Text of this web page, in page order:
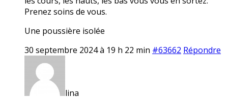
Prenez soins de vous.
Une poussière isolée
30 septembre 2024 à 19 h 22 min #63662 Répondre
lina